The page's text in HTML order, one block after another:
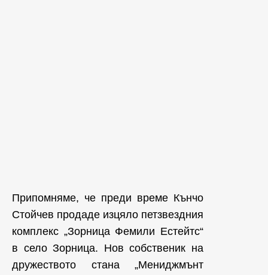
Припомняме, че преди време Кънчо
Стойчев продаде изцяло петзвездния
комплекс „Зорница Фемили Естейтс“
в село Зорница. Нов собственик на
дружеството стана „Мениджмънт